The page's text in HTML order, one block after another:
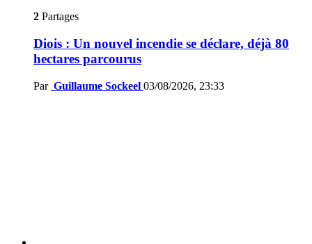
2 Partages
Diois : Un nouvel incendie se déclare, déjà 80
hectares parcourus
Par Guillaume Sockeel 03/08/2026, 23:33